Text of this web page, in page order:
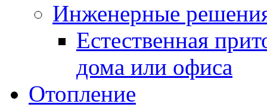
Инженерные
Естественная
дома или офиса
Отопление